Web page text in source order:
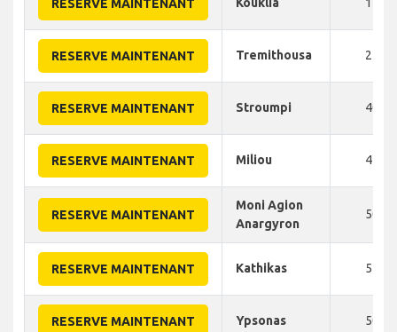
RESERVE MAINTENANT
RESERVE MAINTENANT Tremithousa 25
RESERVE MAINTENANT Stroumpi 40
RESERVE MAINTENANT Miliou 45
RESERVE MAINTENANT
Moni Agion
Anargyron
50
RESERVE MAINTENANT Kathikas 55
RESERVE MAINTENANT Ypsonas 50